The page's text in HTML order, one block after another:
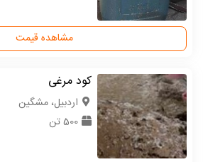
مشاهده قیمت
کود مرغی
اردبیل، مشگین
500 تن